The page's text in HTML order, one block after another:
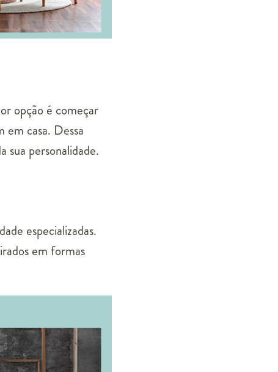
opção é começar
em casa. Dessa
sua personalidade.
especializadas.
em formas